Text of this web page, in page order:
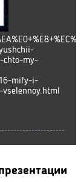
chto-my-
mify-i-